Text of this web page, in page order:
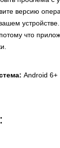
версию
что
Android 6+